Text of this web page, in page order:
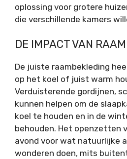
oplossing voor grotere
die verschillende kamers
DE IMPACT VAN
De juiste raambekleding
op het koel of juist warm
Verduisterende gordijnen,
kunnen helpen om de
koel te houden en in de
behouden. Het openzetten
avond voor wat natuurlijke
wonderen doen, mits